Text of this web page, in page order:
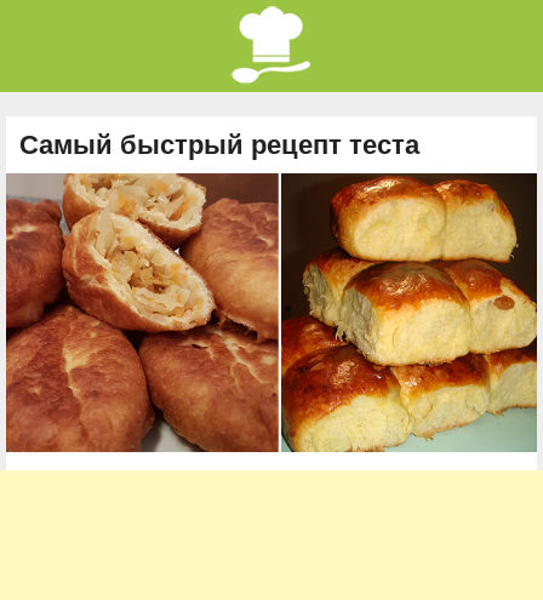
Самый быстрый рецепт теста